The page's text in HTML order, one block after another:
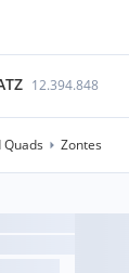
12.394.848
Zontes